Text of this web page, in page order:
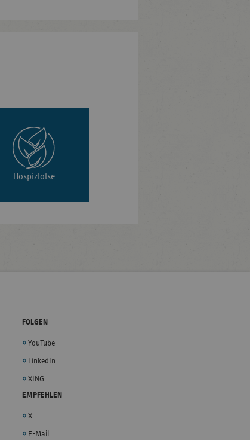
Hospizlotse
FOLGEN
YouTube
LinkedIn
XING
EMPFEHLEN
X
E-Mail